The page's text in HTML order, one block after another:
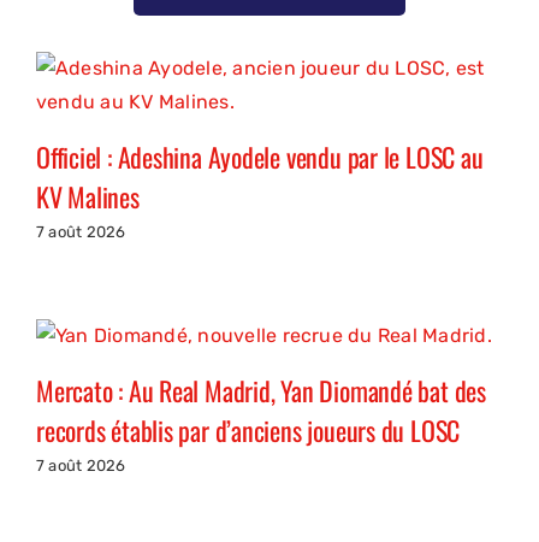
Officiel : Adeshina Ayodele vendu par le LOSC au
KV Malines
7 août 2026
Mercato : Au Real Madrid, Yan Diomandé bat des
records établis par d’anciens joueurs du LOSC
7 août 2026